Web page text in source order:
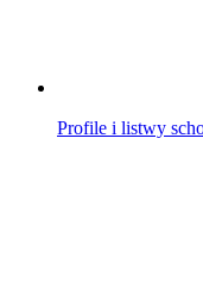
Profile i listwy